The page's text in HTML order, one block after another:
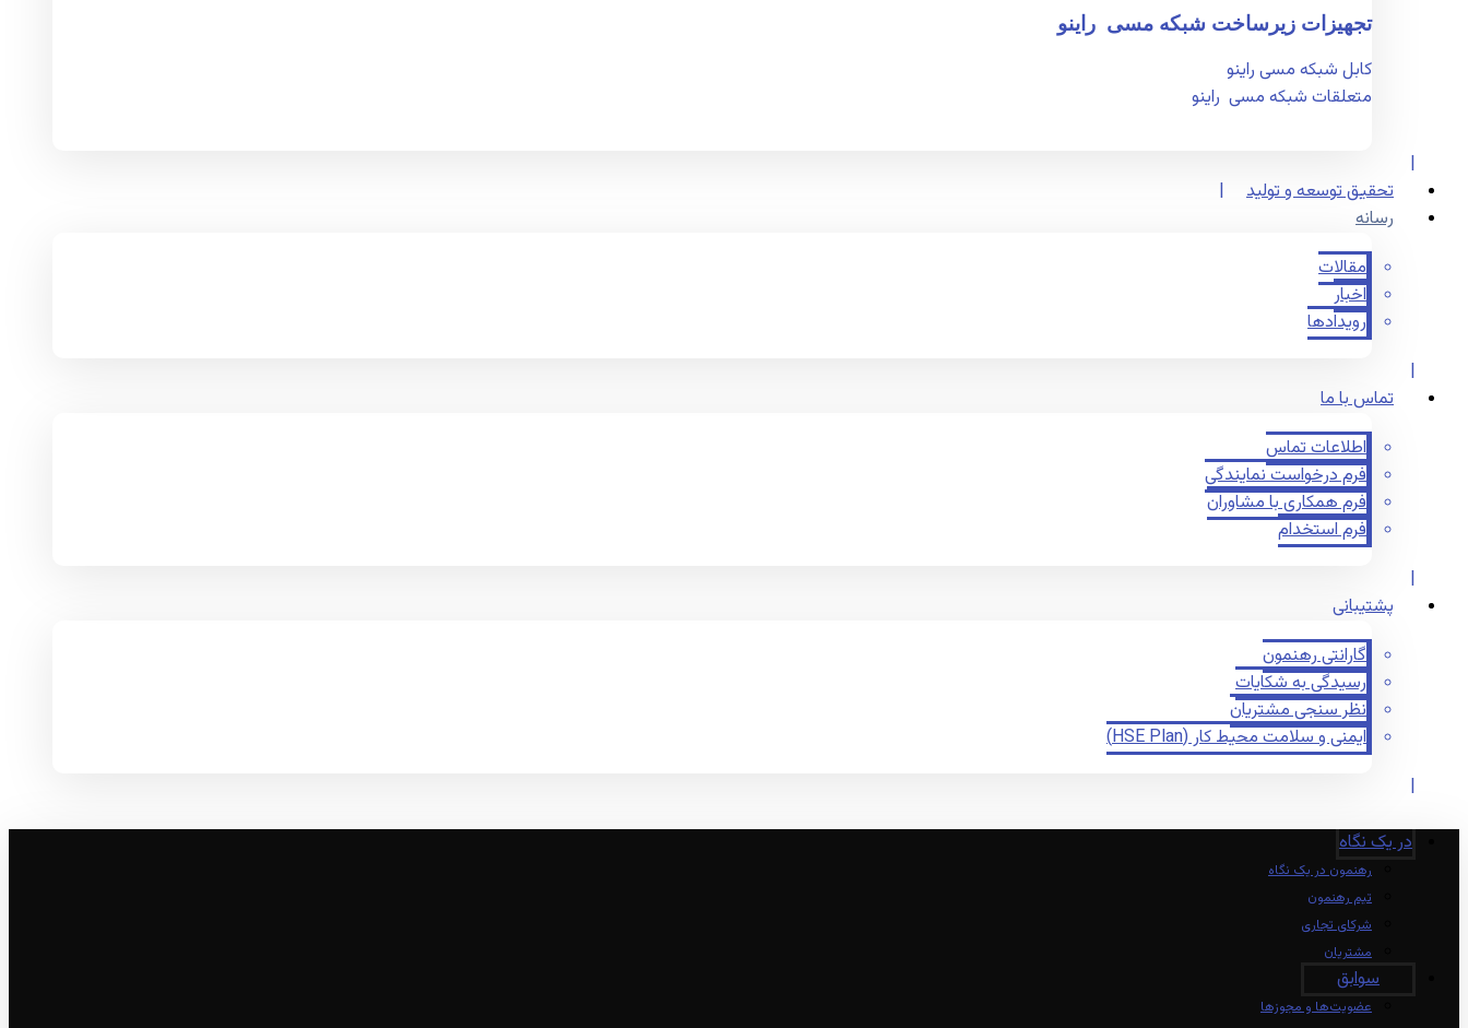
تجهیزات زیر‌ساخت شبکه مسی راینو
کابل شبکه مسی راینو
متعلقات شبکه مسی راینو
تحقیق توسعه و تولید
رسانه
مقالات
اخبار
رویدادها
تماس با ما
اطلاعات تماس
فرم درخواست نمایندگی
فرم همکاری با مشاوران
فرم استخدام
پشتیبانی
گارانتی رهنمون
رسیدگی به شکایات
نظر سنجی مشتریان
ایمنی و سلامت محیط کار (HSE Plan)
در یک نگاه
رهنمون در یک نگاه
تیم رهنمون
شرکای تجاری
مشتریان
سوابق
عضویت‌ها و مجوزها